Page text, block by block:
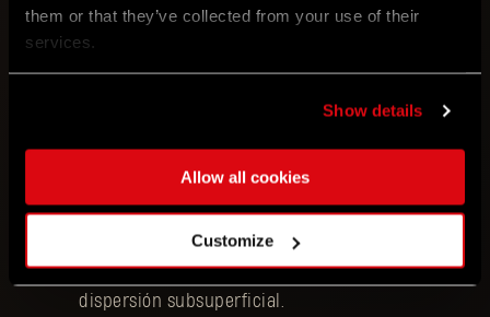
them or that they’ve collected from your use of their
services.
Show details
Allow all cookies
Customize
Ajustes gráficos mejorados en PlayStation®5 Pro
PlayStation®5 Pro, conseguirán mejoras exclusivas
(1512p) y mejor calidad de iluminación
global, reflejos del espacio en pantalla y
dispersión subsuperficial.